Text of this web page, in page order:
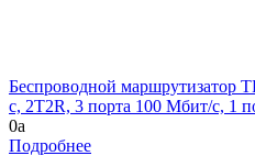
Беспроводной маршрутизатор
с, 2T2R, 3 порта 100 Мбит/с, 1
0a
Подробнее